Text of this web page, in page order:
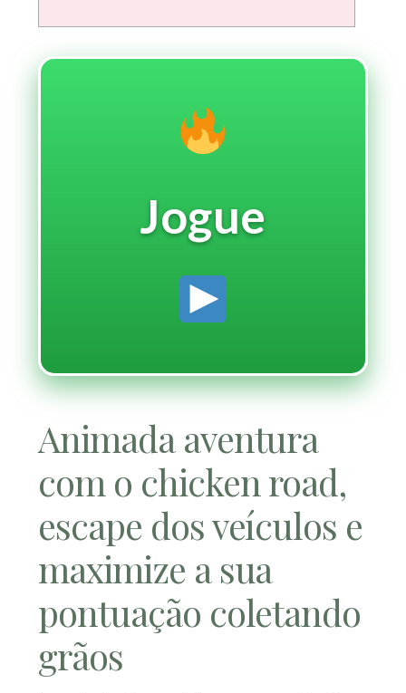
Jogue
Animada aventura
com o chicken road,
escape dos veículos e
maximize a sua
pontuação coletando
grãos